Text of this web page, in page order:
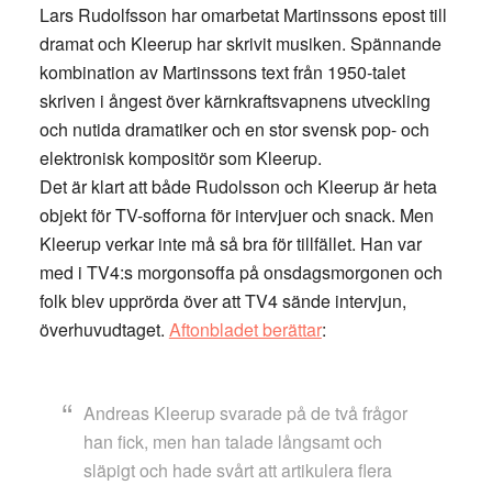
Lars Rudolfsson har omarbetat Martinssons epost till
dramat och Kleerup har skrivit musiken. Spännande
kombination av Martinssons text från 1950-talet
skriven i ångest över kärnkraftsvapnens utveckling
och nutida dramatiker och en stor svensk pop- och
elektronisk kompositör som Kleerup.
Det är klart att både Rudolsson och Kleerup är heta
objekt för TV-sofforna för intervjuer och snack. Men
Kleerup verkar inte må så bra för tillfället. Han var
med i TV4:s morgonsoffa på onsdagsmorgonen och
folk blev upprörda över att TV4 sände intervjun,
överhuvudtaget. Aftonbladet berättar:
Andreas Kleerup svarade på de två frågor
han fick, men han talade långsamt och
släpigt och hade svårt att artikulera flera